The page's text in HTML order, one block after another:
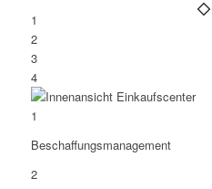
1
2
3
4
1
Beschaffungsmanagement
2